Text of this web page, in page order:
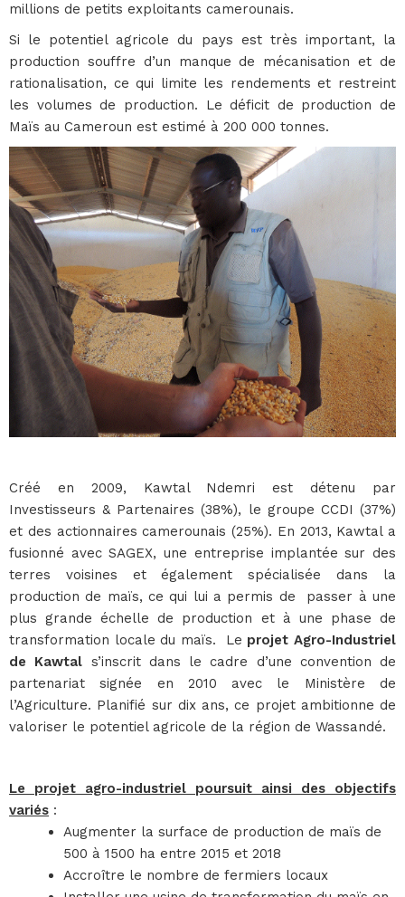
millions de petits exploitants camerounais.
Si le potentiel agricole du pays est très important, la
production souffre d’un manque de mécanisation et de
rationalisation, ce qui limite les rendements et restreint
les volumes de production. Le déficit de production de
Maïs au Cameroun est estimé à 200 000 tonnes.
Créé en 2009, Kawtal Ndemri est détenu par
Investisseurs & Partenaires (38%), le groupe CCDI (37%)
et des actionnaires camerounais (25%). En 2013, Kawtal a
fusionné avec SAGEX, une entreprise implantée sur des
terres voisines et également spécialisée dans la
production de maïs, ce qui lui a permis de passer à une
plus grande échelle de production et à une phase de
transformation locale du maïs. Le projet Agro-Industriel
de Kawtal s’inscrit dans le cadre d’une convention de
partenariat signée en 2010 avec le Ministère de
l’Agriculture. Planifié sur dix ans, ce projet ambitionne de
valoriser le potentiel agricole de la région de Wassandé.
Le projet agro-industriel poursuit ainsi des objectifs
variés :
Augmenter la surface de production de maïs de
500 à 1500 ha entre 2015 et 2018
Accroître le nombre de fermiers locaux